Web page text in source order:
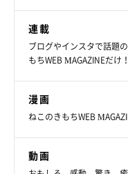
さん。今では、部屋の真
るほど、心を開いてくれ
飼い主さん：
「『ああ、うちのコにな
ています。正確な年齢は
過ごせるのか、不安は拭
すことが当面の目標です」
連載
ブログやインスタで話題
もちWEB MAGAZINEだけ！
漫画
ねこのきもちWEB
動画